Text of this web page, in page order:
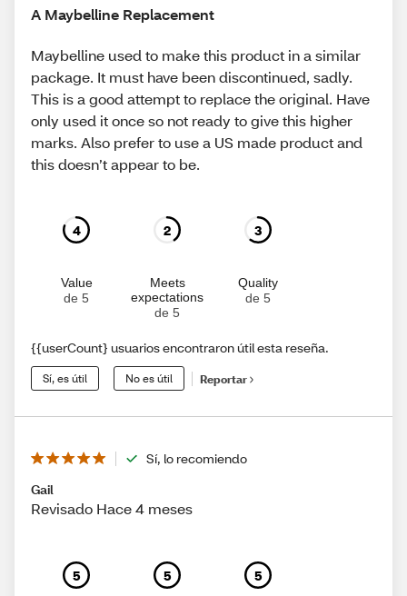
A Maybelline Replacement
Maybelline used to make this product in a similar
package. It must have been discontinued, sadly.
This is a good attempt to replace the original. Have
only used it once so not ready to give this higher
marks. Also prefer to use a US made product and
this doesn’t appear to be.
4
Value
de 5
2
Meets
expectations
de 5
3
Quality
de 5
{{userCount} usuarios encontraron útil esta reseña.
Sí, es útil No es útil Reportar
Sí, lo recomiendo
Gail
Revisado Hace 4 meses
5 5 5